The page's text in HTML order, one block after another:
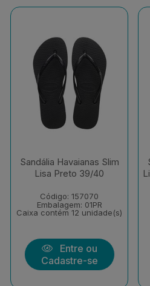
Sandália Havaianas Slim
Lisa Preto 39/40
Código: 157070
Embalagem: 01PR
Caixa contém 12 unidade(s)
Entre ou
Cadastre-se